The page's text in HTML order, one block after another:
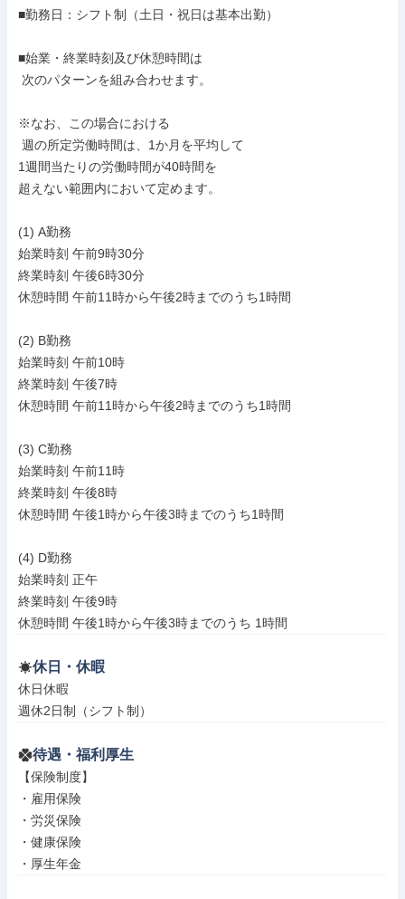
■勤務日：シフト制（土日・祝日は基本出勤）
■始業・終業時刻及び休憩時間は
※なお、この場合における
1週間当たりの労働時間が40時間を
超えない範囲内において定めます。
(1) A勤務
始業時刻 午前9時30分
終業時刻 午後6時30分
休憩時間 午前11時から午後2時までのうち1時間
(2) B勤務
始業時刻 午前10時
終業時刻 午後7時
休憩時間 午前11時から午後2時までのうち1時間
(3) C勤務
始業時刻 午前11時
終業時刻 午後8時
休憩時間 午後1時から午後3時までのうち1時間
(4) D勤務
始業時刻 正午
終業時刻 午後9時
休憩時間 午後1時から午後3時までのうち 1時間
休日・休暇
休日休暇
週休2日制（シフト制）
待遇・福利厚生
【保険制度】
・雇用保険
・労災保険
・健康保険
・厚生年金